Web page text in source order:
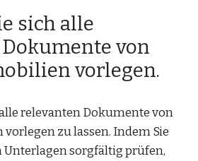
sich alle
von
vorlegen.
relevanten Dokumente von
zu lassen. Indem Sie
sorgfältig prüfen,